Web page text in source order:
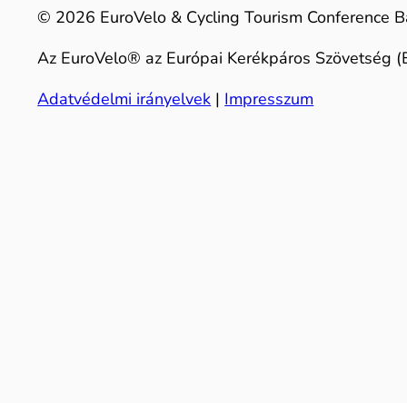
© 2026 EuroVelo & Cycling Tourism Conference
Az EuroVelo® az Európai Kerékpáros Szövetség
Adatvédelmi irányelvek | Impresszum